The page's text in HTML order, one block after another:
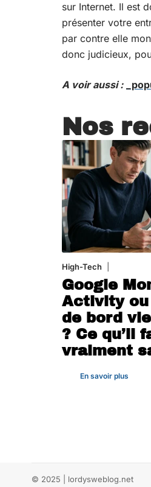
sur Internet. Il est
présenter votre
par contre elle
donc judicieux,
A voir aussi :
Nos
High-Tech
Google
Activity
de bord
? Ce qu’il
vraiment
En savoir plus
© 2025 | lordysweblog.net